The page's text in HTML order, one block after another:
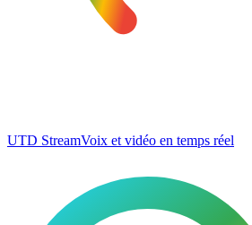
UTD StreamVoix et vidéo en temps réel